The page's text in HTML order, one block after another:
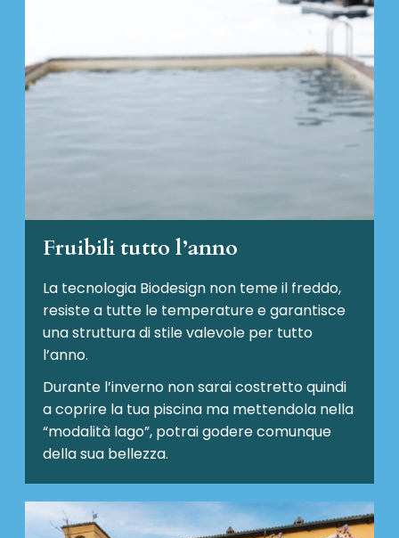
Fruibili tutto l’anno
La tecnologia Biodesign non teme il freddo,
resiste a tutte le temperature e garantisce
una struttura di stile valevole per tutto
l’anno.
Durante l’inverno non sarai costretto quindi
a coprire la tua piscina ma mettendola nella
“modalità lago”, potrai godere comunque
della sua bellezza.